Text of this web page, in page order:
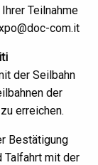
Teilnahme
com.it
der Seilbahn
der
erreichen.
Bestätigung
mit der